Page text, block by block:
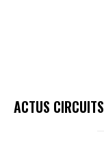
ACTUS CIRCUITS